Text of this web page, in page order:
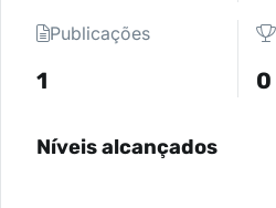
Publicações
1 0
Níveis alcançados